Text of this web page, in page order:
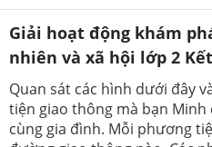
Giải hoạt động khám
nhiên và xã hội lớp 2
Quan sát các hình dưới đây
tiện giao thông mà bạn
cùng gia đình. Mỗi phương